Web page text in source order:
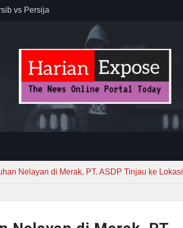
Nelayan di Merak, PT. ASDP Tinjau ke Lokasi